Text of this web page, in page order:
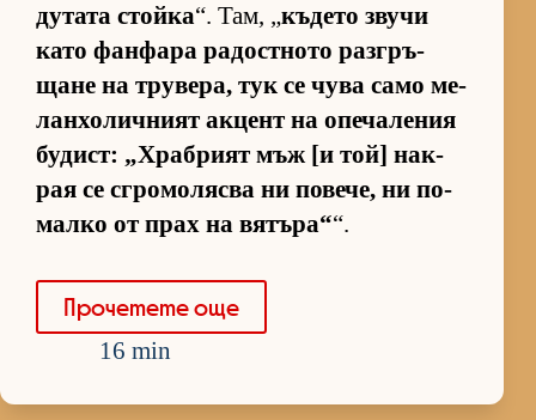
ду­тата стойка“. Там, „къ­дето звучи
като фан­фара ра­дос­т­ното раз­г­ръ­
щане на тру­ве­ра, тук се чува само ме­
лан­хо­лич­ният ак­цент на опе­ча­ле­ния
бу­дист: „Храб­рият мъж [и той] нак­
рая се сгро­мо­лясва ни по­ве­че, ни по-
малко от прах на вя­тъ­ра““.
Про­че­тете още
16 min